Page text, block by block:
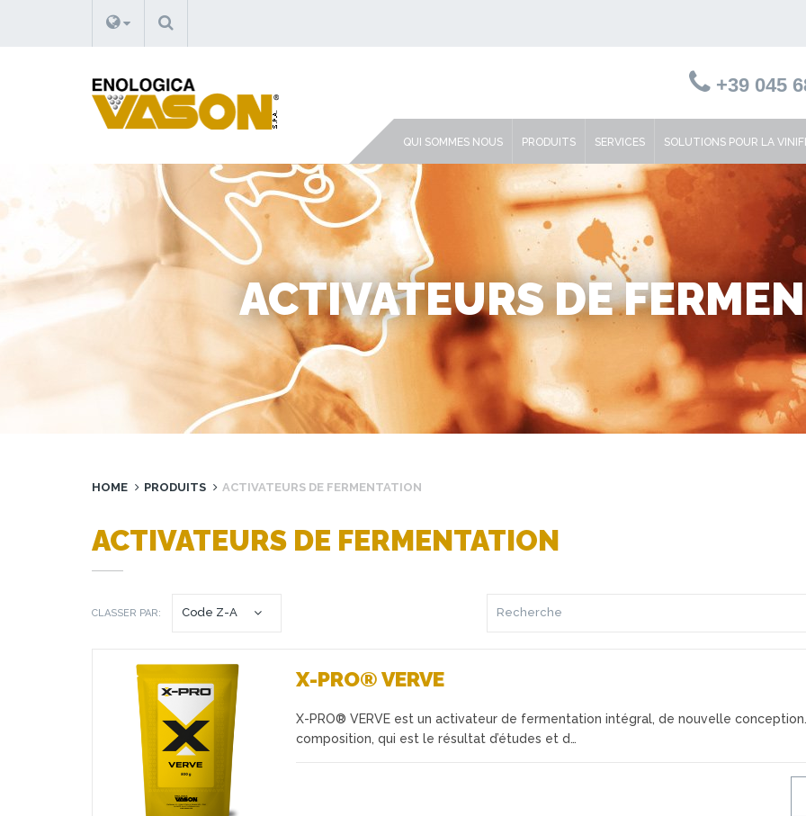
RECHERCHE
+39 045
QUI SOMMES NOUS PRODUITS SERVICES SOLUTIONS POUR LA
ACTIVATEURS DE
HOME PRODUITS ACTIVATEURS DE FERMENTATION
ACTIVATEURS DE FERMENTATION
CLASSER PAR:
Favoris
X-PRO® VERVE
X-PRO® VERVE est un activateur de fermentation intégral, de nouvelle
composition, qui est le résultat d’études et d…